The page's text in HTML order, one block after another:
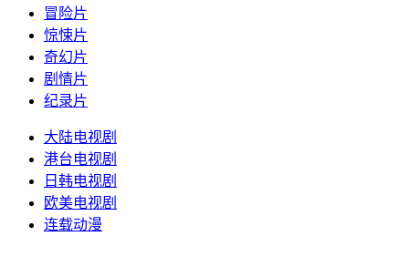
冒险片
惊悚片
奇幻片
剧情片
纪录片
大陆电视剧
港台电视剧
日韩电视剧
欧美电视剧
连载动漫